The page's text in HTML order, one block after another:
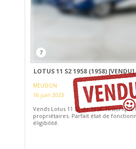
7
LOTUS 11 S2 1958 (1958) [VENDU]
MEUDON
16 juin 2023
Vends Lotus 11 S2 de 1958.
propriétaires. Parfait état de
éligibilité.